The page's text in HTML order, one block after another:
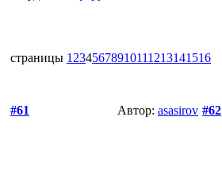
страницы 1 2345678910111213141516
#61 Автор: asasirov #62